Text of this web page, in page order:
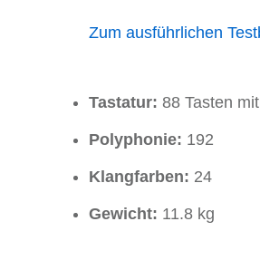
Zum ausführlichen
Tastatur: 88 Tasten
Polyphonie: 192
Klangfarben: 24
Gewicht: 11.8 kg